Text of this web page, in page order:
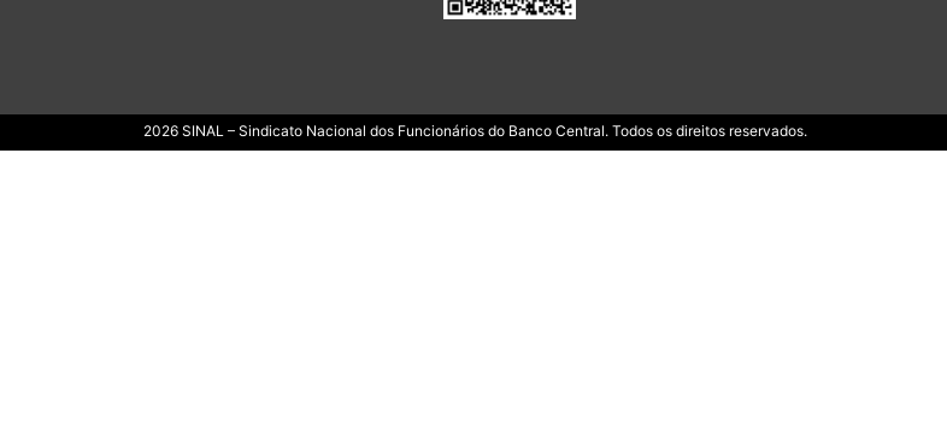
2026 SINAL – Sindicato Nacional dos Funcionários do Banco Central. Todos os direitos reservados.